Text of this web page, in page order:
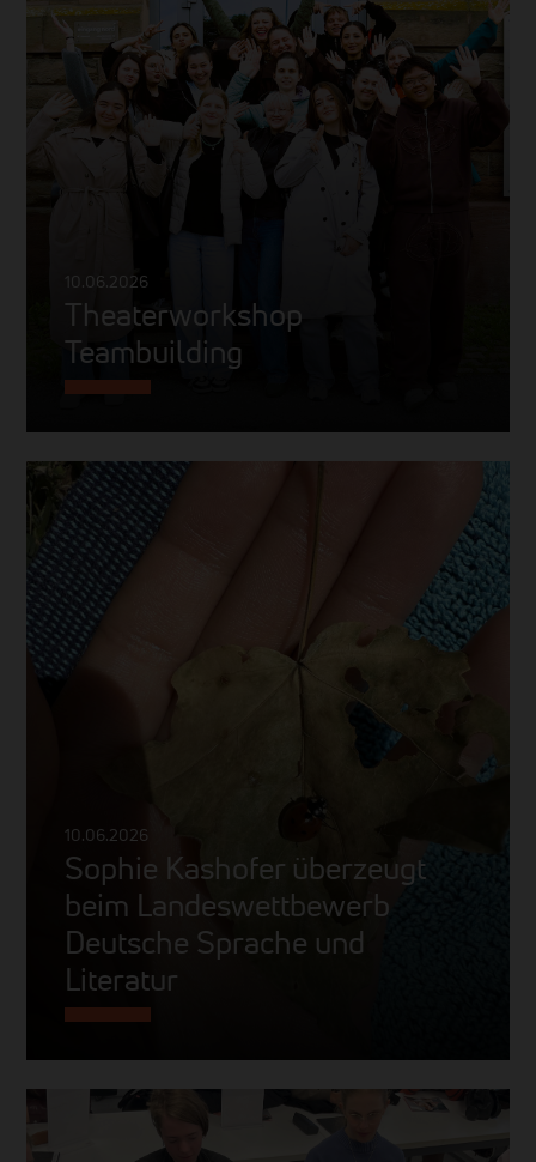
10.06.2026
Theaterworkshop
Teambuilding
10.06.2026
Sophie Kashofer überzeugt
beim Landeswettbewerb
Deutsche Sprache und
Literatur